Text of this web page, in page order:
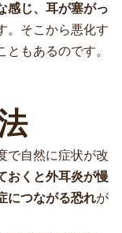
感じ、耳が塞がっ
。そこから悪化す
ともあるのです。
で自然に症状が改
おくと外耳炎が慢
につながる恐れが